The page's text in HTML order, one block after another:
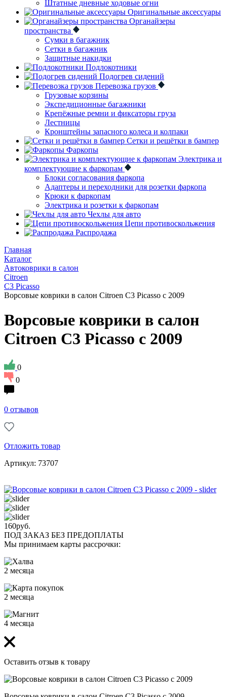
Штатные дневные ходовые огни
Оригинальные аксессуары
Органайзеры
пространства
Сумки в багажник
Сетки в багажник
Защитные накидки
Подлокотники
Подогрев сидений
Перевозка грузов
Грузовые корзины
Экспедиционные багажники
Крепёжные ремни и фиксаторы груза
Лестницы
Кронштейны запасного колеса и колпаки
Сетки и решётки в бампер
Фаркопы
Электрика и
комплектующие к фаркопам
Блоки согласования фаркопа
Адаптеры и переходники для розетки фаркопа
Крюки к фаркопам
Электрика и розетки к фаркопам
Чехлы для авто
Цепи противоскольжения
Распродажа
Главная
Каталог
Автоковрики в салон
Citroen
C3 Picasso
Ворсовые коврики в салон Citroen C3 Picasso с 2009
Ворсовые коврики в салон
Citroen C3 Picasso с 2009
0
0
0 отзывов
Отложить товар
Артикул: 73707
160руб.
ПОД ЗАКАЗ БЕЗ ПРЕДОПЛАТЫ
Мы принимаем карты рассрочки:
2 месяца
2 месяца
4 месяца
Оставить отзыв к товару